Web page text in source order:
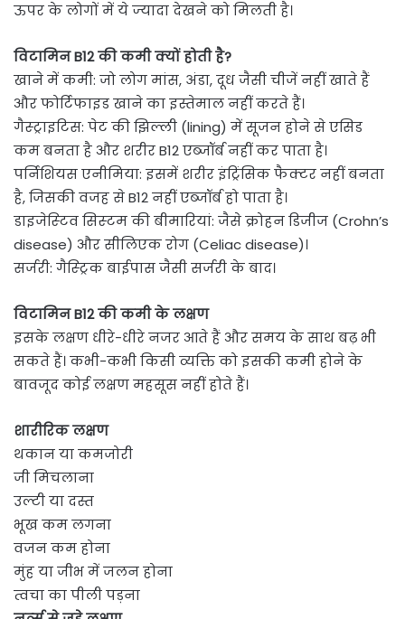
ऊपर के लोगों में ये ज्‍यादा देखने को मिलती है।
विटामिन B12 की कमी क्यों होती है?
खाने में कमी: जो लोग मांस, अंडा, दूध जैसी चीजें नहीं खाते हैं
और फोर्टिफाइड खाने का इस्तेमाल नहीं करते हैं।
गैस्ट्राइटिस: पेट की झिल्ली (lining) में सूजन होने से एसिड
कम बनता है और शरीर B12 एब्‍जॉर्ब नहीं कर पाता है।
पर्निशियस एनीमिया: इसमें शरीर इंट्रिंसिक फैक्टर नहीं बनता
है, जिसकी वजह से B12 नहीं एब्‍जॉर्ब हो पाता है।
डाइजेस्‍ट‍िव स‍िस्‍टम की बीमारियां: जैसे क्रोहन ड‍िजीज (Crohn’s
disease) और सीलिएक रोग (Celiac disease)।
सर्जरी: गैस्ट्रिक बाईपास जैसी सर्जरी के बाद।
विटामिन B12 की कमी के लक्षण
इसके लक्षण धीरे-धीरे नजर आते हैं और समय के साथ बढ़ भी
सकते हैं। कभी-कभी किसी व्यक्ति को इसकी कमी होने के
बावजूद कोई लक्षण महसूस नहीं होते हैं।
शारीरिक लक्षण
थकान या कमजोरी
जी मिचलाना
उल्टी या दस्त
भूख कम लगना
वजन कम होना
मुंह या जीभ में जलन होना
त्वचा का पीली पड़ना